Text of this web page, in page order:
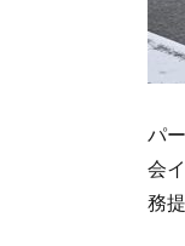
パ
会
務